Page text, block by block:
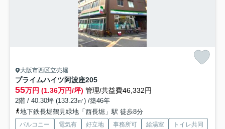
大阪市西区立売堀
プライムハイツ阿波座205
55万円 (1.36万円/坪) 管理/共益費46,332円
2階 / 40.30坪 (133.23㎡) /築46年
地下鉄長堀鶴見緑地「西長堀」駅 徒歩8分
バルコニー 電気有 好立地 事務所可 給湯室 トイレ共同